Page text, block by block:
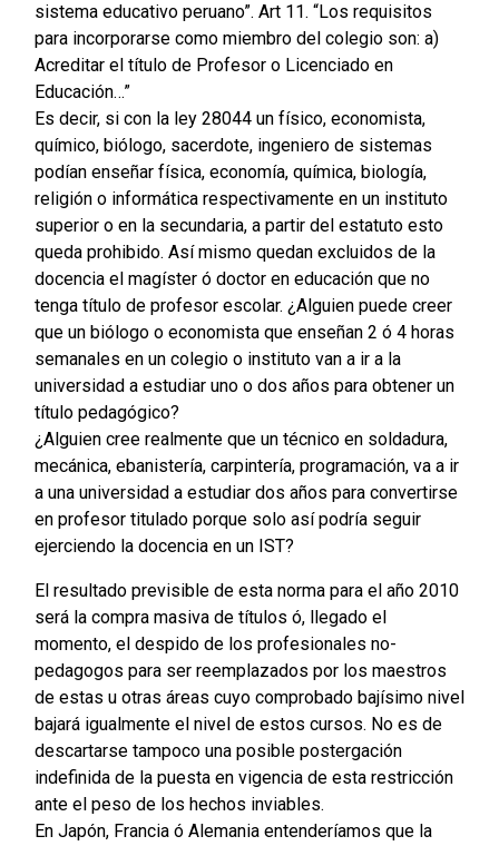
sistema educativo peruano”. Art 11. “Los requisitos
para incorporarse como miembro del colegio son: a)
Acreditar el título de Profesor o Licenciado en
Educación…”
Es decir, si con la ley 28044 un físico, economista,
químico, biólogo, sacerdote, ingeniero de sistemas
podían enseñar física, economía, química, biología,
religión o informática respectivamente en un instituto
superior o en la secundaria, a partir del estatuto esto
queda prohibido. Así mismo quedan excluidos de la
docencia el magíster ó doctor en educación que no
tenga título de profesor escolar. ¿Alguien puede creer
que un biólogo o economista que enseñan 2 ó 4 horas
semanales en un colegio o instituto van a ir a la
universidad a estudiar uno o dos años para obtener un
título pedagógico?
¿Alguien cree realmente que un técnico en soldadura,
mecánica, ebanistería, carpintería, programación, va a ir
a una universidad a estudiar dos años para convertirse
en profesor titulado porque solo así podría seguir
ejerciendo la docencia en un IST?
El resultado previsible de esta norma para el año 2010
será la compra masiva de títulos ó, llegado el
momento, el despido de los profesionales no-
pedagogos para ser reemplazados por los maestros
de estas u otras áreas cuyo comprobado bajísimo nivel
bajará igualmente el nivel de estos cursos. No es de
descartarse tampoco una posible postergación
indefinida de la puesta en vigencia de esta restricción
ante el peso de los hechos inviables.
En Japón, Francia ó Alemania entenderíamos que la